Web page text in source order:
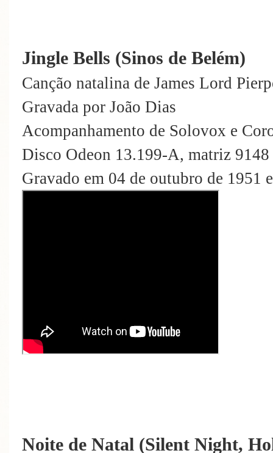
Jingle Bells (Sinos de Belém)
Canção natalina de James Lord
Gravada por João Dias
Acompanhamento de Solovox e
Disco Odeon 13.199-A, matriz 9148
Gravado em 04 de outubro de 1951
Noite de Natal (Silent Night,